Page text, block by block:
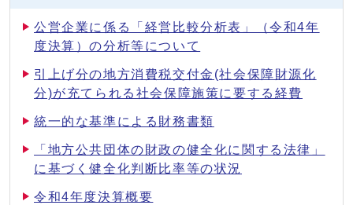
公営企業に係る「経営比較分析表」（令和4年
度決算）の分析等について
引上げ分の地方消費税交付金(社会保障財源化
分)が充てられる社会保障施策に要する経費
統一的な基準による財務書類
「地方公共団体の財政の健全化に関する法律」
に基づく健全化判断比率等の状況
令和4年度決算概要